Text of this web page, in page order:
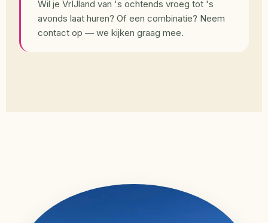
Wil je VrIJland van 's ochtends vroeg tot 's
avonds laat huren? Of een combinatie? Neem
contact op — we kijken graag mee.